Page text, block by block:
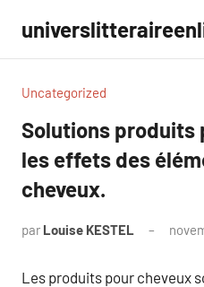
contenu
Uncategorized
Solutions
les effets des
cheveux.
par Louise KESTEL
Les produits pour cheveux